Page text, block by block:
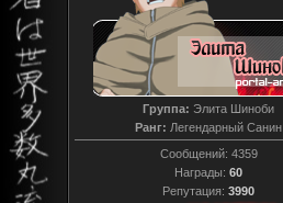
Группа: Элита Шиноби
Ранг: Легендарный Санин
Сообщений: 4359
Награды: 60
Репутация: 3990